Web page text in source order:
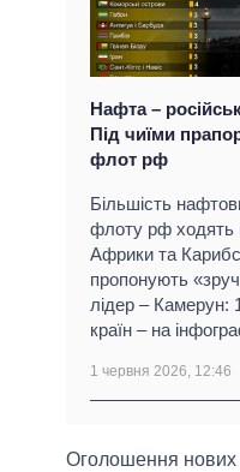
Нафта –
Під чиїми
флот рф
Більшість
флоту рф ходять
Африки та
пропонують
лідер – Камерун:
країн – на
1 червня 2026, 12:46
Оголошення нових